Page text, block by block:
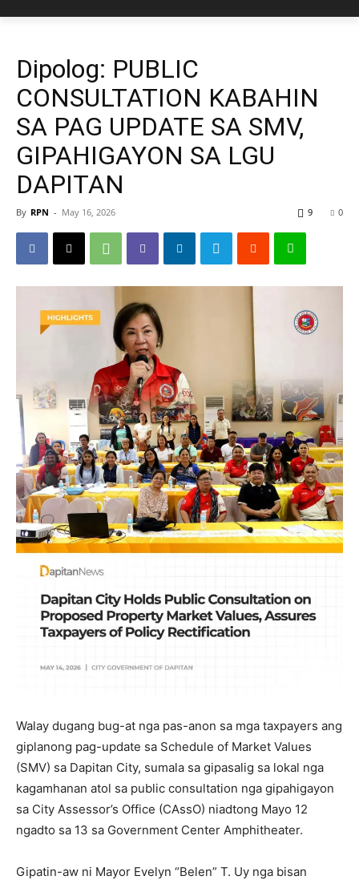
Dipolog: PUBLIC
CONSULTATION KABAHIN
SA PAG UPDATE SA SMV,
GIPAHIGAYON SA LGU
DAPITAN
By RPN - May 16, 2026 0
9
Walay dugang bug-at nga pas-anon sa mga taxpayers ang
giplanong pag-update sa Schedule of Market Values
(SMV) sa Dapitan City, sumala sa gipasalig sa lokal nga
kagamhanan atol sa public consultation nga gipahigayon
sa City Assessor’s Office (CAssO) niadtong Mayo 12
ngadto sa 13 sa Government Center Amphitheater.
Gipatin-aw ni Mayor Evelyn “Belen” T. Uy nga bisan